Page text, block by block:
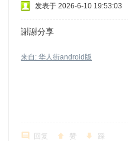
发表于 2026-6-10 19:53:03
謝謝分享
来自: 华人街android版
回复 赞 踩